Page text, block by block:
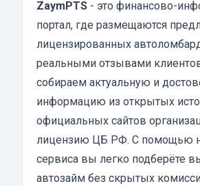
ZaymPTS - это финансово-
портал, где размещаются
лицензированных
реальными отзывами
собираем актуальную и
информацию из открытых
официальных сайтов
лицензию ЦБ РФ. С помощью
сервиса вы легко подберёте
автозайм без скрытых